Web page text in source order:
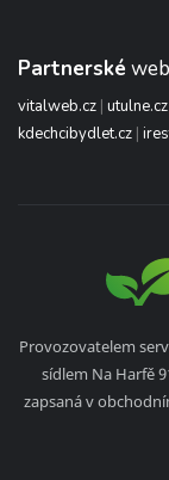
Partnerské
vitalweb.cz | utulne.cz
kdechcibydlet.cz |
Provozovatelem
sídlem Na Harfě
zapsaná v